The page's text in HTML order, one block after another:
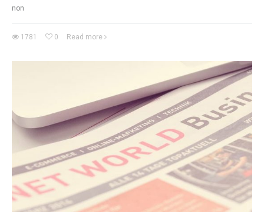
non
1781 0 Read more